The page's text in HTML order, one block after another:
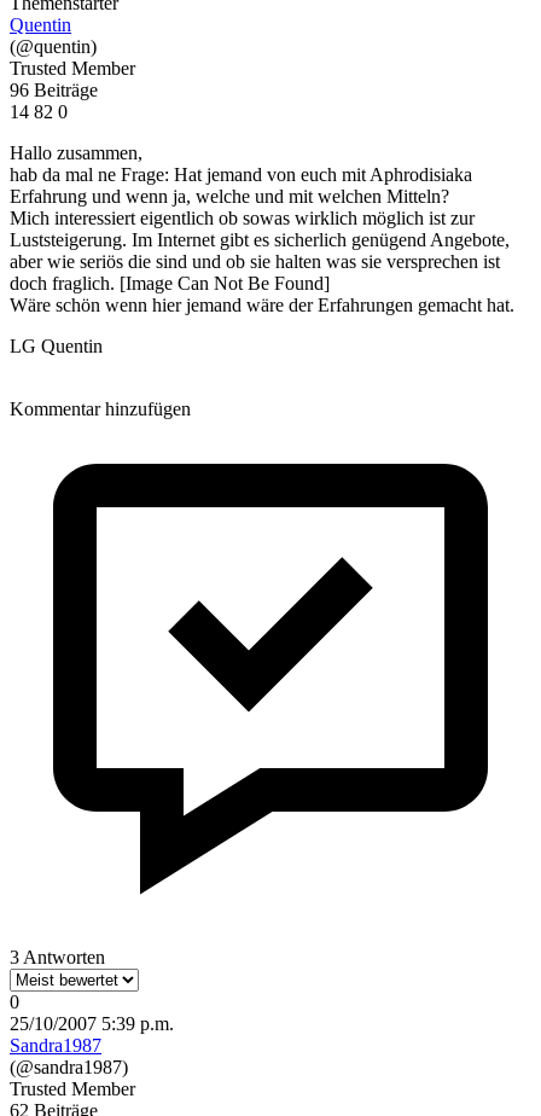
Quentin
(@quentin)
Trusted Member
96 Beiträge
14 82 0
Hallo zusammen,
hab da mal ne Frage: Hat jemand von euch mit Aphrodisiaka
Erfahrung und wenn ja, welche und mit welchen Mitteln?
Mich interessiert eigentlich ob sowas wirklich möglich ist zur
Luststeigerung. Im Internet gibt es sicherlich genügend Angebote,
aber wie seriös die sind und ob sie halten was sie versprechen ist
doch fraglich. [Image Can Not Be Found]
Wäre schön wenn hier jemand wäre der Erfahrungen gemacht hat.
LG Quentin
Kommentar hinzufügen
3 Antworten
0
25/10/2007 5:39 p.m.
Sandra1987
(@sandra1987)
Trusted Member
62 Beiträge